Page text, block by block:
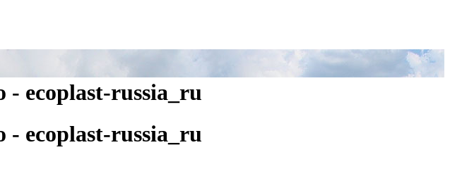
- ecoplast-russia_ru
- ecoplast-russia_ru